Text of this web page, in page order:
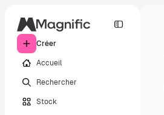
Créer
Accueil
Rechercher
Stock